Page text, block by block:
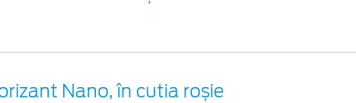
Nano, în cutia roșie